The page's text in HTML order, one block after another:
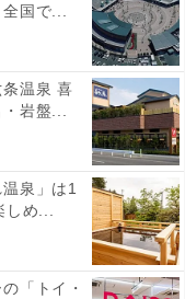
国で...
条温泉 喜
岩盤...
泉」は1
め...
「トイ・